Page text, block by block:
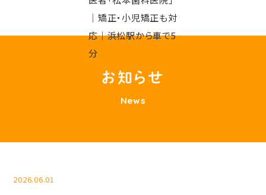
お知らせ
News
2026.06.01